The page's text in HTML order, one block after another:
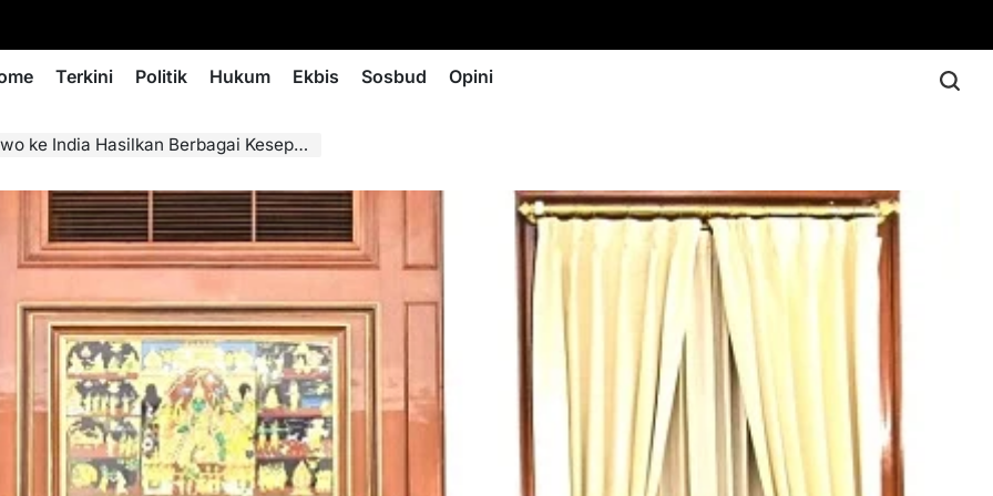
Terkini Politik Hukum Ekbis Sosbud Opini
Hasilkan Berbagai Kesepakatan Strategis